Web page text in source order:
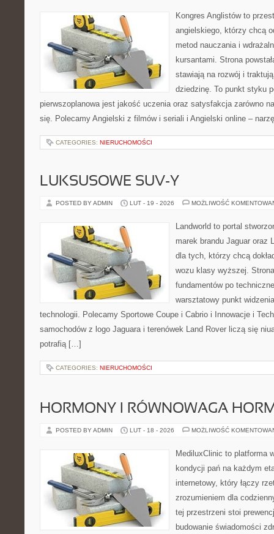
Kongres Anglistów to
angielskiego, którzy chcą
metod nauczania i
kursantami. Strona
stawiają na rozwój i
dziedzinę. To punkt styku
pierwszoplanowa jest jakość uczenia oraz satysfakcja zarówno
się. Polecamy Angielski z filmów i seriali i Angielski online –
CATEGORIES: NIERUCHOMOŚCI
LUKSUSOWE SUV-Y
POSTED BY ADMIN LUT - 19 - 2026 MOŻLIWOŚĆ
Landworld to portal
marek brandu Jaguar oraz
dla tych, którzy chcą
wozu klasy wyższej.
fundamentów po
warsztatowy punkt
technologii. Polecamy Sportowe Coupe i Cabrio i Innowacje i
samochodów z logo Jaguara i terenówek Land Rover liczą się
potrafią […]
CATEGORIES: NIERUCHOMOŚCI
HORMONY I RÓWNOWAGA
POSTED BY ADMIN LUT - 18 - 2026 MOŻLIWOŚĆ
MediluxClinic to platforma
kondycji pań na każdym
internetowy, który łączy
zrozumieniem dla
tej przestrzeni stoi
budowanie świadomości